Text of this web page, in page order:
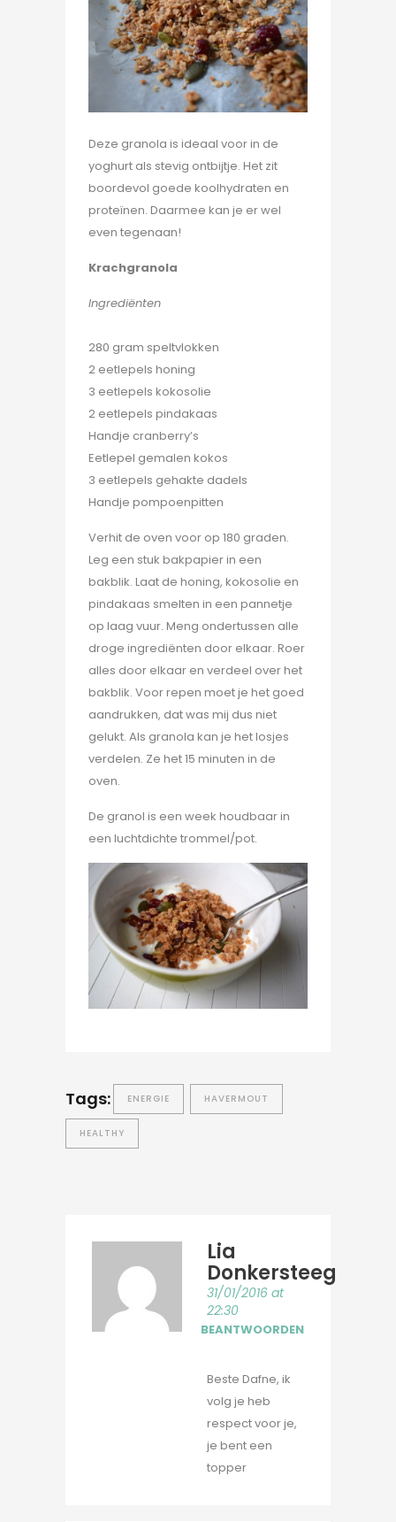
Deze granola is ideaal voor in de
yoghurt als stevig ontbijtje. Het zit
boordevol goede koolhydraten en
proteïnen. Daarmee kan je er wel
even tegenaan!
Krachgranola
Ingrediënten
280 gram speltvlokken
2 eetlepels honing
3 eetlepels kokosolie
2 eetlepels pindakaas
Handje cranberry’s
Eetlepel gemalen kokos
3 eetlepels gehakte dadels
Handje pompoenpitten
Verhit de oven voor op 180 graden.
Leg een stuk bakpapier in een
bakblik. Laat de honing, kokosolie en
pindakaas smelten in een pannetje
op laag vuur. Meng ondertussen alle
droge ingrediënten door elkaar. Roer
alles door elkaar en verdeel over het
bakblik. Voor repen moet je het goed
aandrukken, dat was mij dus niet
gelukt. Als granola kan je het losjes
verdelen. Ze het 15 minuten in de
oven.
De granol is een week houdbaar in
een luchtdichte trommel/pot.
Tags: ENERGIE HAVERMOUT
HEALTHY
Lia
Donkersteeg
31/01/2016 at
22:30
BEANTWOORDEN
Beste Dafne, ik
volg je heb
respect voor je,
je bent een
topper